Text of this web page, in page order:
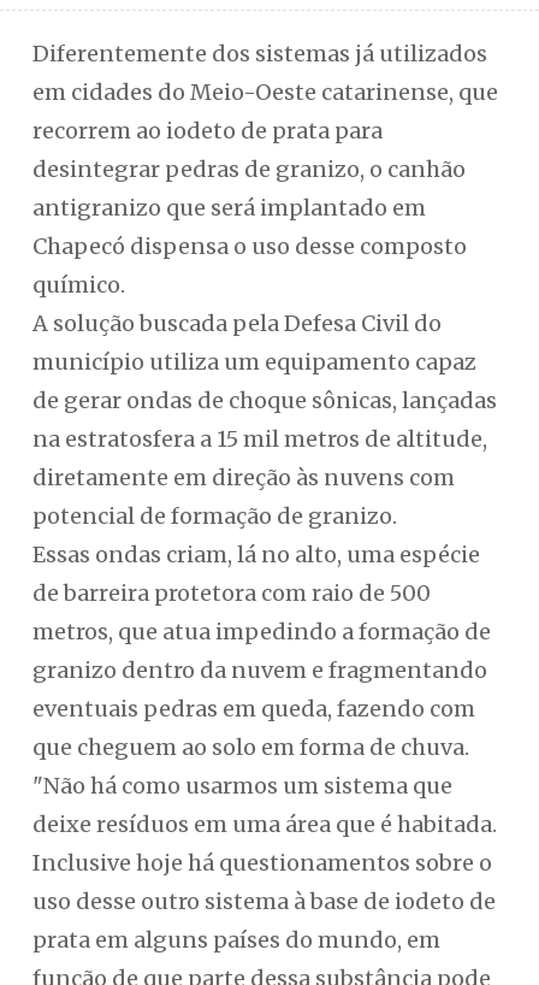
Diferentemente dos sistemas já utilizados
em cidades do Meio-Oeste catarinense, que
recorrem ao iodeto de prata para
desintegrar pedras de granizo, o canhão
antigranizo que será implantado em
Chapecó dispensa o uso desse composto
químico.
A solução buscada pela Defesa Civil do
município utiliza um equipamento capaz
de gerar ondas de choque sônicas, lançadas
na estratosfera a 15 mil metros de altitude,
diretamente em direção às nuvens com
potencial de formação de granizo.
Essas ondas criam, lá no alto, uma espécie
de barreira protetora com raio de 500
metros, que atua impedindo a formação de
granizo dentro da nuvem e fragmentando
eventuais pedras em queda, fazendo com
que cheguem ao solo em forma de chuva.
"Não há como usarmos um sistema que
deixe resíduos em uma área que é habitada.
Inclusive hoje há questionamentos sobre o
uso desse outro sistema à base de iodeto de
prata em alguns países do mundo, em
função de que parte dessa substância pode